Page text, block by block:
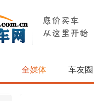
全媒体 车友圈